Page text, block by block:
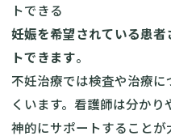
トできる
妊娠を希望されている患
トできます。
不妊治療では検査や治療
くいます。看護師は分か
神的にサポートすることが